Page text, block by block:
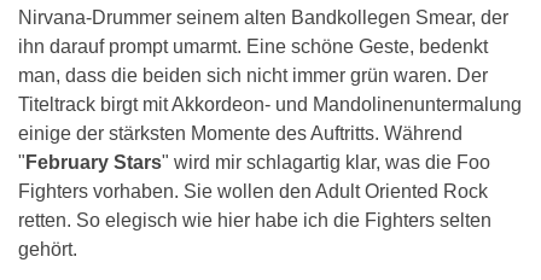
Nirvana-Drummer seinem alten Bandkollegen Smear, der
ihn darauf prompt umarmt. Eine schöne Geste, bedenkt
man, dass die beiden sich nicht immer grün waren. Der
Titeltrack birgt mit Akkordeon- und Mandolinenuntermalung
einige der stärksten Momente des Auftritts. Während
" February Stars" wird mir schlagartig klar, was die Foo
Fighters vorhaben. Sie wollen den Adult Oriented Rock
retten. So elegisch wie hier habe ich die Fighters selten
gehört.